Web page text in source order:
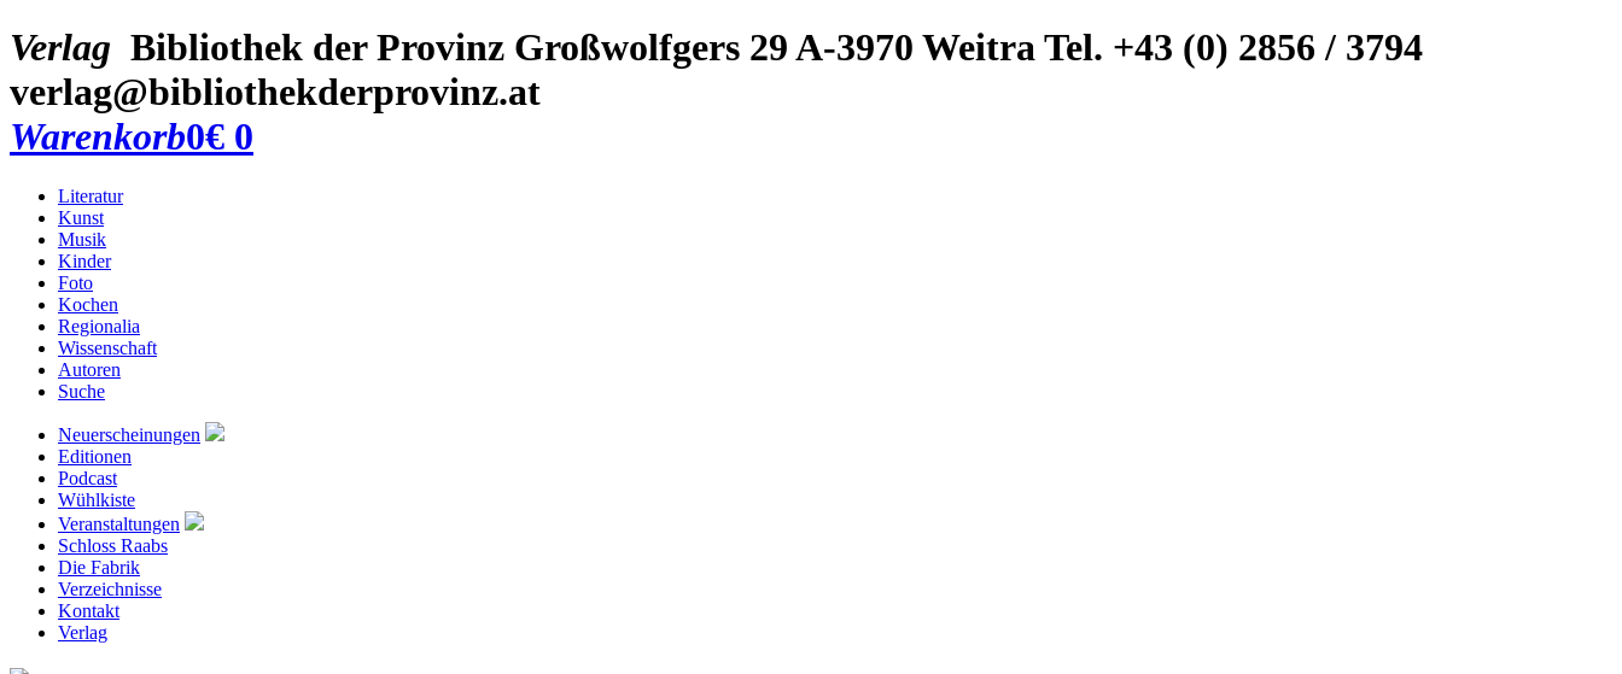
Verlag Bibliothek der Provinz Großwolfgers 29A-3970 WeitraTel. +43 (0) 2856 / 3794
verlag@bibliothekderprovinz.at
Warenkorb0€ 0
Literatur
Kunst
Musik
Kinder
Foto
Kochen
Regionalia
Wissenschaft
Autoren
Suche
Neuerscheinungen
Editionen
Podcast
Wühlkiste
Veranstaltungen
Schloss Raabs
Die Fabrik
Verzeichnisse
Kontakt
Verlag